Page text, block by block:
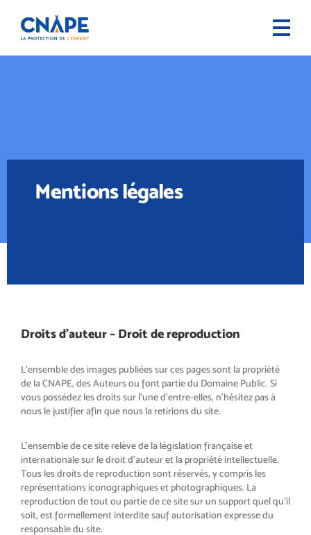
Mentions légales
Droits d’auteur – Droit de reproduction
L’ensemble des images publiées sur ces pages sont la propriété
de la CNAPE, des Auteurs ou font partie du Domaine Public. Si
vous possédez les droits sur l’une d’entre-elles, n’hésitez pas à
nous le justifier afin que nous la retirions du site.
L’ensemble de ce site relève de la législation française et
internationale sur le droit d’auteur et la propriété intellectuelle.
Tous les droits de reproduction sont réservés, y compris les
représentations iconographiques et photographiques. La
reproduction de tout ou partie de ce site sur un support quel qu’il
soit, est formellement interdite sauf autorisation expresse du
responsable du site.